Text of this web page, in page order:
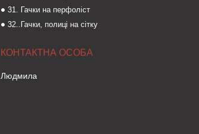
31. Гачки на перфоліст
32..Гачки, полиці на сітку
Людмила